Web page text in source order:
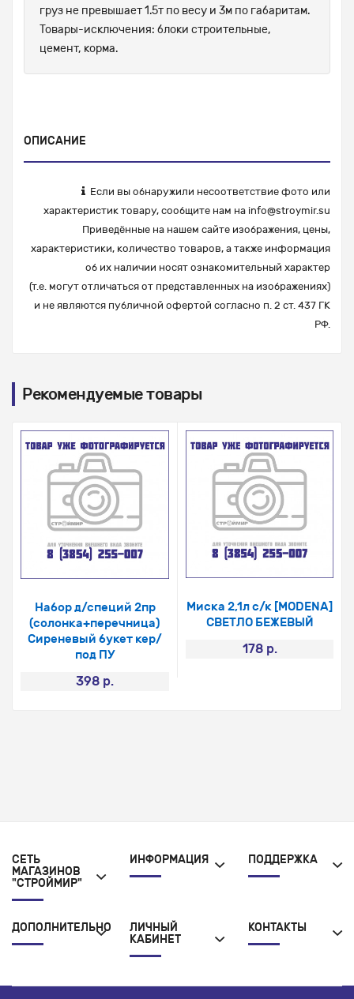
груз не превышает 1.5т по весу и 3м по габаритам.
Товары-исключения: блоки строительные,
цемент, корма.
ОПИСАНИЕ
Если вы обнаружили несоответствие фото или
характеристик товару, сообщите нам на info@stroymir.su
Приведённые на нашем сайте изображения, цены,
характеристики, количество товаров, а также информация
об их наличии носят ознакомительный характер
(т.е. могут отличаться от представленных на изображениях)
и не являются публичной офертой согласно п. 2 ст. 437 ГК
РФ.
Рекомендуемые товары
Набор д/специй 2пр
(солонка+перечница)
Сиреневый букет кер/
под ПУ
398 р.
Миска 2,1л с/к [MODENA]
СВЕТЛО БЕЖЕВЫЙ
178 р.
СЕТЬ
МАГАЗИНОВ
"СТРОЙМИР"
ИНФОРМАЦИЯ ПОДДЕРЖКА
ДОПОЛНИТЕЛЬНО
ЛИЧНЫЙ
КАБИНЕТ
КОНТАКТЫ